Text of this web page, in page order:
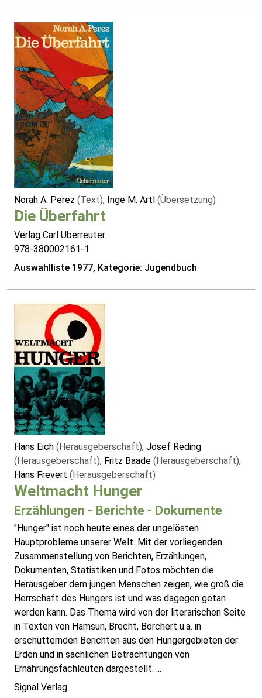
Norah A. Perez (Text), Inge M. Artl (Übersetzung)
Die Überfahrt
Verlag Carl Uberreuter
978-380002161-1
Auswahlliste 1977, Kategorie: Jugendbuch
Hans Eich (Herausgeberschaft), Josef Reding
(Herausgeberschaft), Fritz Baade (Herausgeberschaft),
Hans Frevert (Herausgeberschaft)
Weltmacht Hunger
Erzählungen - Berichte - Dokumente
"Hunger" ist noch heute eines der ungelösten
Hauptprobleme unserer Welt. Mit der vorliegenden
Zusammenstellung von Berichten, Erzählungen,
Dokumenten, Statistiken und Fotos möchten die
Herausgeber dem jungen Menschen zeigen, wie groß die
Herrschaft des Hungers ist und was dagegen getan
werden kann. Das Thema wird von der literarischen Seite
in Texten von Hamsun, Brecht, Borchert u.a. in
erschütternden Berichten aus den Hungergebieten der
Erden und in sachlichen Betrachtungen von
Ernährungsfachleuten dargestellt. ...
Signal Verlag